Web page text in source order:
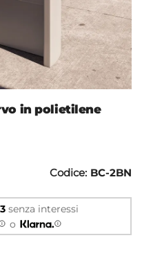
in polietilene
Codice: BC-2BN
senza interessi
o